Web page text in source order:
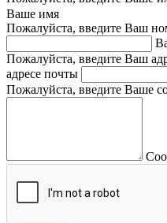
Ваше имя
Пожалуйста, введите Ваш
Пожалуйста, введите Ваш
адресе почты
Пожалуйста, введите Ваше